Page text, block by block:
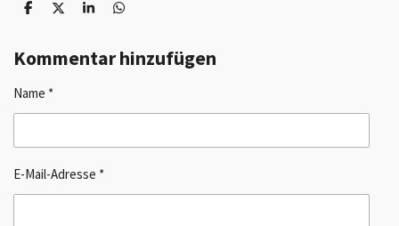
T
l
e
T
l
e
T
l
e
T
e
Kommentar hinzufügen
Name *
E-Mail-Adresse *